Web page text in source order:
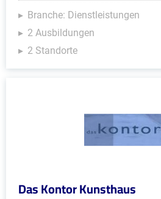
Branche: Dienstleistungen
2 Ausbildungen
2 Standorte
Das Kontor Kunsthaus